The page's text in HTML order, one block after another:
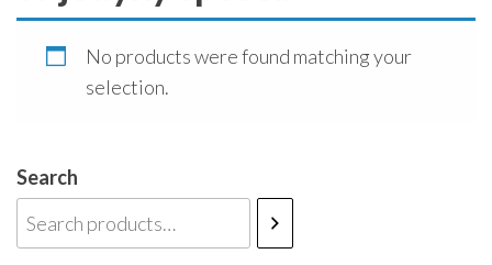
No products were found matching your
selection.
Search